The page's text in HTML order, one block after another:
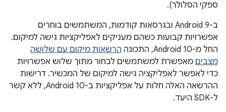
ספקי הסלולר).
ב-Android 9 ובגרסאות קודמות, המשתמשים בוחרים
אפשרויות קבועות כשהם מעניקים לאפליקציות גישה למיקום.
החל מ-Android 10, התכונה
הרשאות מיקום עם שלושה
מצבים מאפשרת למשתמשים לבחור מתוך שלוש אפשרויות
כדי לאפשר לאפליקציה גישה למיקום של המכשיר. דרישות
ההרשאה האלה חלות על אפליקציות ב-Android 10, ללא קשר
ל-SDK היעד.